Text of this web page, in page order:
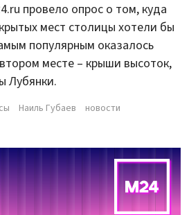
провело опрос о том, куда
мест столицы хотели бы
популярным оказалось
месте – крыши высоток,
Лубянки.
Наиль Губаев новости